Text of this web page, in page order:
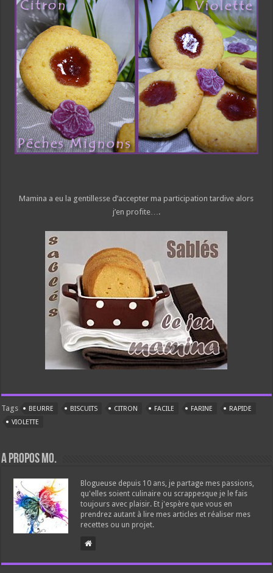
Mamina a eu la gentillesse d’accepter ma participation tardive alors
j’en profite….
Tags BEURRE BISCUITS CITRON FACILE FARINE
RAPIDE
VIOLETTE
A propos Mo.
Blogueuse depuis 10 ans, je partage mes passions,
qu'elles soient culinaire ou scrappesque je le fais
toujours avec plaisir. Et j'espère que vous en
prendrez autant à lire mes articles et réaliser mes
recettes ou un projet.